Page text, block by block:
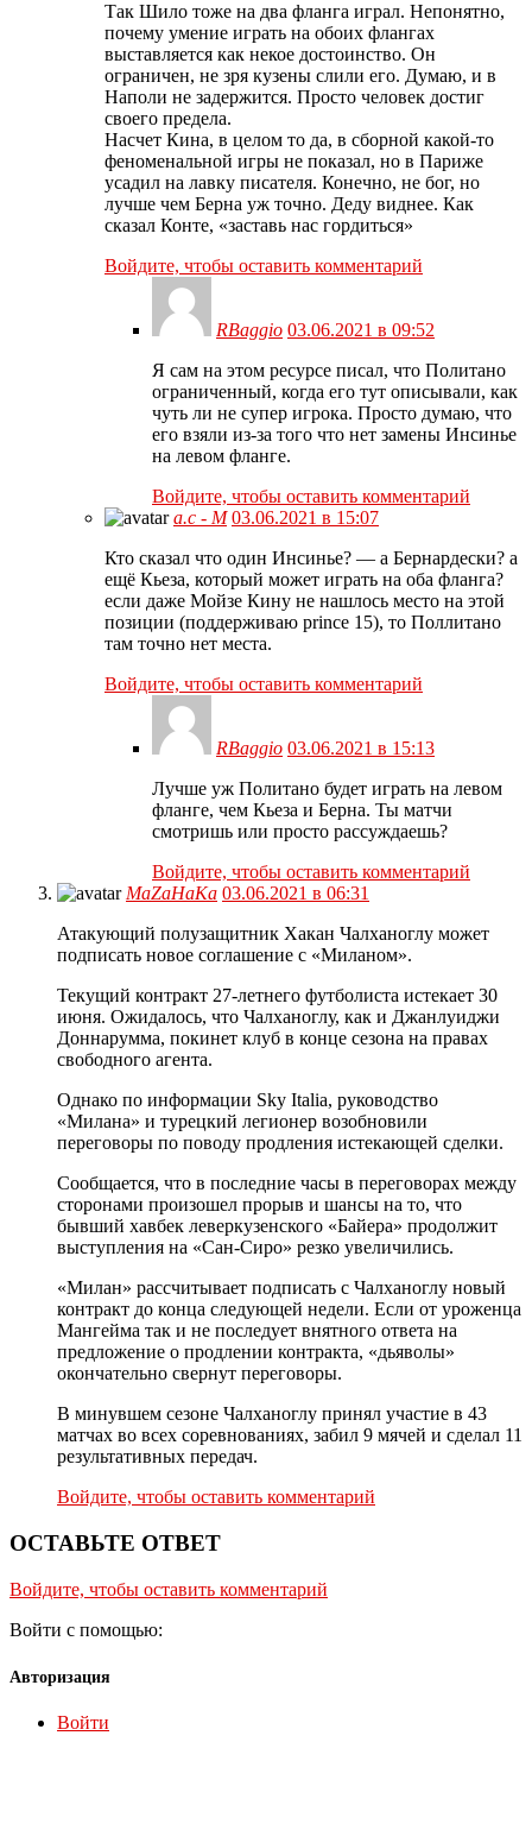
Так Шило тоже на два фланга играл. Непонятно,
почему умение играть на обоих флангах
выставляется как некое достоинство. Он
ограничен, не зря кузены слили его. Думаю, и в
Наполи не задержится. Просто человек достиг
своего предела.
Насчет Кина, в целом то да, в сборной какой-то
феноменальной игры не показал, но в Париже
усадил на лавку писателя. Конечно, не бог, но
лучше чем Берна уж точно. Деду виднее. Как
сказал Конте, «заставь нас гордиться»
Войдите, чтобы оставить комментарий
RBaggio 03.06.2021 в 09:52
Я сам на этом ресурсе писал, что Политано
ограниченный, когда его тут описывали, как
чуть ли не супер игрока. Просто думаю, что
его взяли из-за того что нет замены Инсинье
на левом фланге.
Войдите, чтобы оставить комментарий
а.с - М 03.06.2021 в 15:07
Кто сказал что один Инсинье? — а Бернардески? а
ещё Кьеза, который может играть на оба фланга?
если даже Мойзе Кину не нашлось место на этой
позиции (поддерживаю prince 15), то Поллитано
там точно нет места.
Войдите, чтобы оставить комментарий
RBaggio 03.06.2021 в 15:13
Лучше уж Политано будет играть на левом
фланге, чем Кьеза и Берна. Ты матчи
смотришь или просто рассуждаешь?
Войдите, чтобы оставить комментарий
MaZaHaKa 03.06.2021 в 06:31
Атакующий полузащитник Хакан Чалханоглу может
подписать новое соглашение с «Миланом».
Текущий контракт 27-летнего футболиста истекает 30
июня. Ожидалось, что Чалханоглу, как и Джанлуиджи
Доннарумма, покинет клуб в конце сезона на правах
свободного агента.
Однако по информации Sky Italia, руководство
«Милана» и турецкий легионер возобновили
переговоры по поводу продления истекающей сделки.
Сообщается, что в последние часы в переговорах между
сторонами произошел прорыв и шансы на то, что
бывший хавбек леверкузенского «Байера» продолжит
выступления на «Сан-Сиро» резко увеличились.
«Милан» рассчитывает подписать с Чалханоглу новый
контракт до конца следующей недели. Если от уроженца
Мангейма так и не последует внятного ответа на
предложение о продлении контракта, «дьяволы»
окончательно свернут переговоры.
В минувшем сезоне Чалханоглу принял участие в 43
матчах во всех соревнованиях, забил 9 мячей и сделал 11
результативных передач.
Войдите, чтобы оставить комментарий
ОСТАВЬТЕ ОТВЕТ
Войдите, чтобы оставить комментарий
Войти с помощью:
Авторизация
Войти